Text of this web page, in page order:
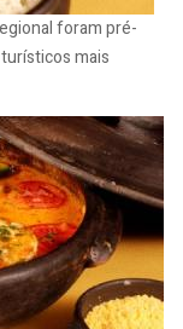
foram pré-
mais